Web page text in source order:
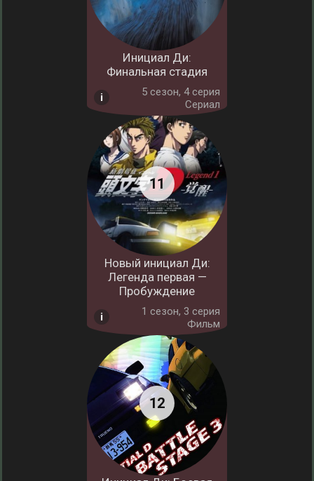
Инициал Ди:
Финальная стадия
5 cезон, 4 серия
Сериал
Новый инициал Ди:
Легенда первая —
Пробуждение
1 cезон, 3 серия
Фильм